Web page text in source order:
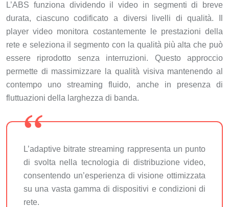
L’ABS funziona dividendo il video in segmenti di breve
durata, ciascuno codificato a diversi livelli di qualità. Il
player video monitora costantemente le prestazioni della
rete e seleziona il segmento con la qualità più alta che può
essere riprodotto senza interruzioni. Questo approccio
permette di massimizzare la qualità visiva mantenendo al
contempo uno streaming fluido, anche in presenza di
fluttuazioni della larghezza di banda.
L’adaptive bitrate streaming rappresenta un punto
di svolta nella tecnologia di distribuzione video,
consentendo un’esperienza di visione ottimizzata
su una vasta gamma di dispositivi e condizioni di
rete.